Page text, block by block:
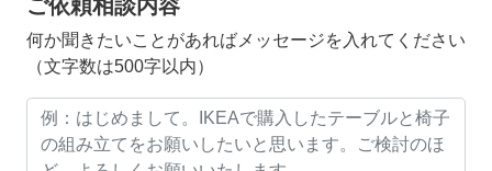
ご依頼相談内容
何か聞きたいことがあればメッセージを入れてください
（文字数は500字以内）